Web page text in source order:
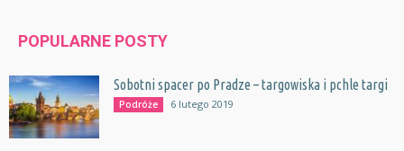
POPULARNE POSTY
Sobotni spacer po Pradze – targowiska i pchle targi
Podróże 6 lutego 2019